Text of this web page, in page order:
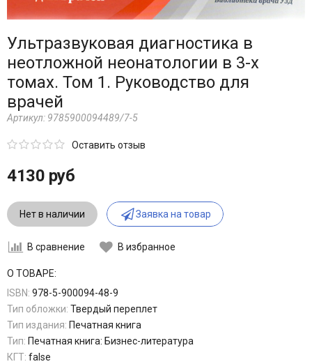
Ультразвуковая диагностика в
неотложной неонатологии в 3-х
томах. Том 1. Руководство для
врачей
Артикул: 9785900094489/7-5
Оставить отзыв
4130 руб
Нет в наличии Заявка на товар
В сравнение В избранное
О ТОВАРЕ:
ISBN: 978-5-900094-48-9
Тип обложки: Твердый переплет
Тип издания: Печатная книга
Тип: Печатная книга: Бизнес-литература
КГТ: false